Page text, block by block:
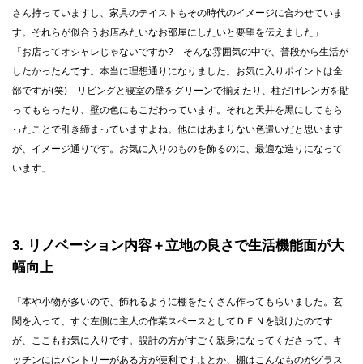
さん持っていますし、家具のテイストもその時代のイメージに合わせていま
す。それらが似合うお店みたいなお部屋にしたいと要望を伝えました」
「お店ってオシャレじゃないですか? そんな雰囲気の中で、普段から生活が
したかったんです。本当に理想通りになりました。お気に入りポイントは全
部ですが(笑) リビングと寝室の壁をグリーンで揃えたり、柱だけレンガを貼
ってもらったり、壁の色にもこだわっています。それと天井を黒にしてもら
ったことで引き締まっていますよね。他にはあまりない色遣いだと思います
が、イメージ通りです。お気に入りのものを飾るのに、最適な造りになって
います」
3
リノベーション内容＋立地の良さで生活機能面が大
幅向上
「本や小物が多いので、飾れるように棚をたくさん作ってもらいました。玄
関を入って、すぐ左側に主人の作業スペースとしてＤＥＮを設けたのです
が、ここもお気に入りです。設計の方がすごく親身になってくださって、キ
ッチンにはパントリーがある方が便利ですよとか、棚はこんなものがグラス